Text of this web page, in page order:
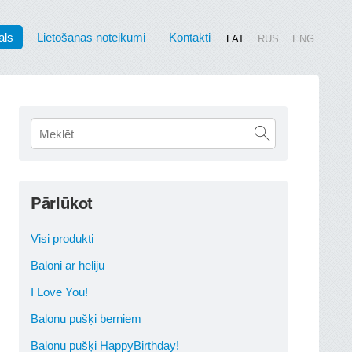
Lietošanas noteikumi Kontakti LAT RUS ENG
Pārlūkot
Visi produkti
Baloni ar hēliju
I Love You!
Balonu pušķi berniem
Balonu pušķi HappyBirthday!